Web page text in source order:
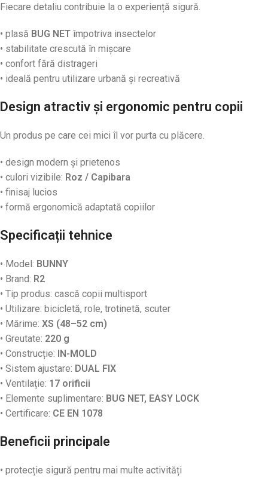
Fiecare detaliu contribuie la o experiență sigură.
• plasă BUG NET împotriva insectelor
• stabilitate crescută în mișcare
• confort fără distrageri
• ideală pentru utilizare urbană și recreativă
Design atractiv și ergonomic pentru copii
Un produs pe care cei mici îl vor purta cu plăcere.
• design modern și prietenos
• culori vizibile: Roz / Capibara
• finisaj lucios
• formă ergonomică adaptată copiilor
Specificații tehnice
• Model: BUNNY
• Brand: R2
• Tip produs: cască copii multisport
• Utilizare: bicicletă, role, trotinetă, scuter
• Mărime: XS (48–52 cm)
• Greutate: 220 g
• Construcție: IN-MOLD
• Sistem ajustare: DUAL FIX
• Ventilație: 17 orificii
• Elemente suplimentare: BUG NET, EASY LOCK
• Certificare: CE EN 1078
Beneficii principale
• protecție sigură pentru mai multe activități